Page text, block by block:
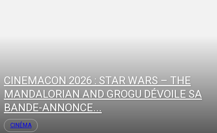
CINEMACON 2026 : STAR WARS – THE
MANDALORIAN AND GROGU DÉVOILE SA
BANDE-ANNONCE...
CINÉMA